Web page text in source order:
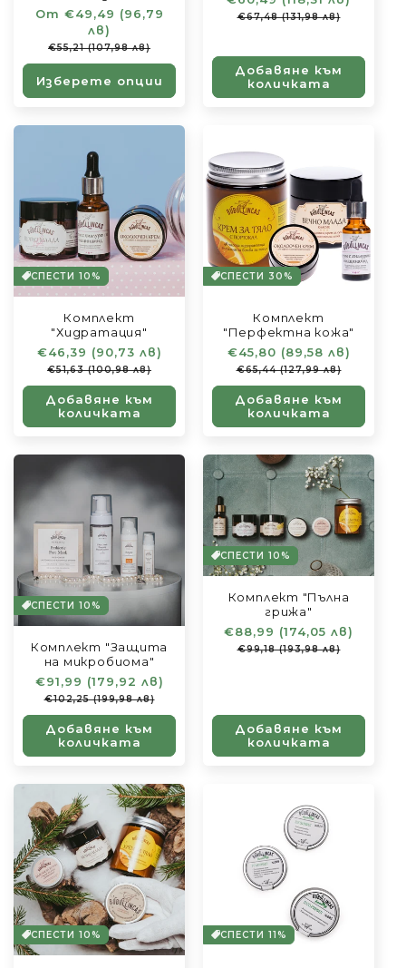
Обичайна
От €49,49 (96,79
лв)
Цена
при
разпродажба
€55,21 (107,98 лв)
Изберете опции
цена
€67,48 (131,98 лв)
Добавяне към
количката
СПЕСТИ 10%
Комплект
"Хидратация"
Обичайна
цена
€46,39 (90,73 лв)
разпродажба
€51,63 (100,98 лв)
Добавяне към
количката
СПЕСТИ 30%
Комплект
"Перфектна кожа"
Обичайна
цена
€45,80 (89,58 лв)
€65,44 (127,99 лв)
Добавяне към
количката
СПЕСТИ 10%
Комплект "Защита
на микробиома"
Обичайна
цена
€91,99 (179,92 лв)
разпродажба
€102,25 (199,98 лв)
Добавяне към
количката
СПЕСТИ 10%
Комплект "Пълна
грижа"
Обичайна
цена
€88,99 (174,05 лв)
€99,18 (193,98 лв)
Добавяне към
количката
СПЕСТИ 10% СПЕСТИ 11%